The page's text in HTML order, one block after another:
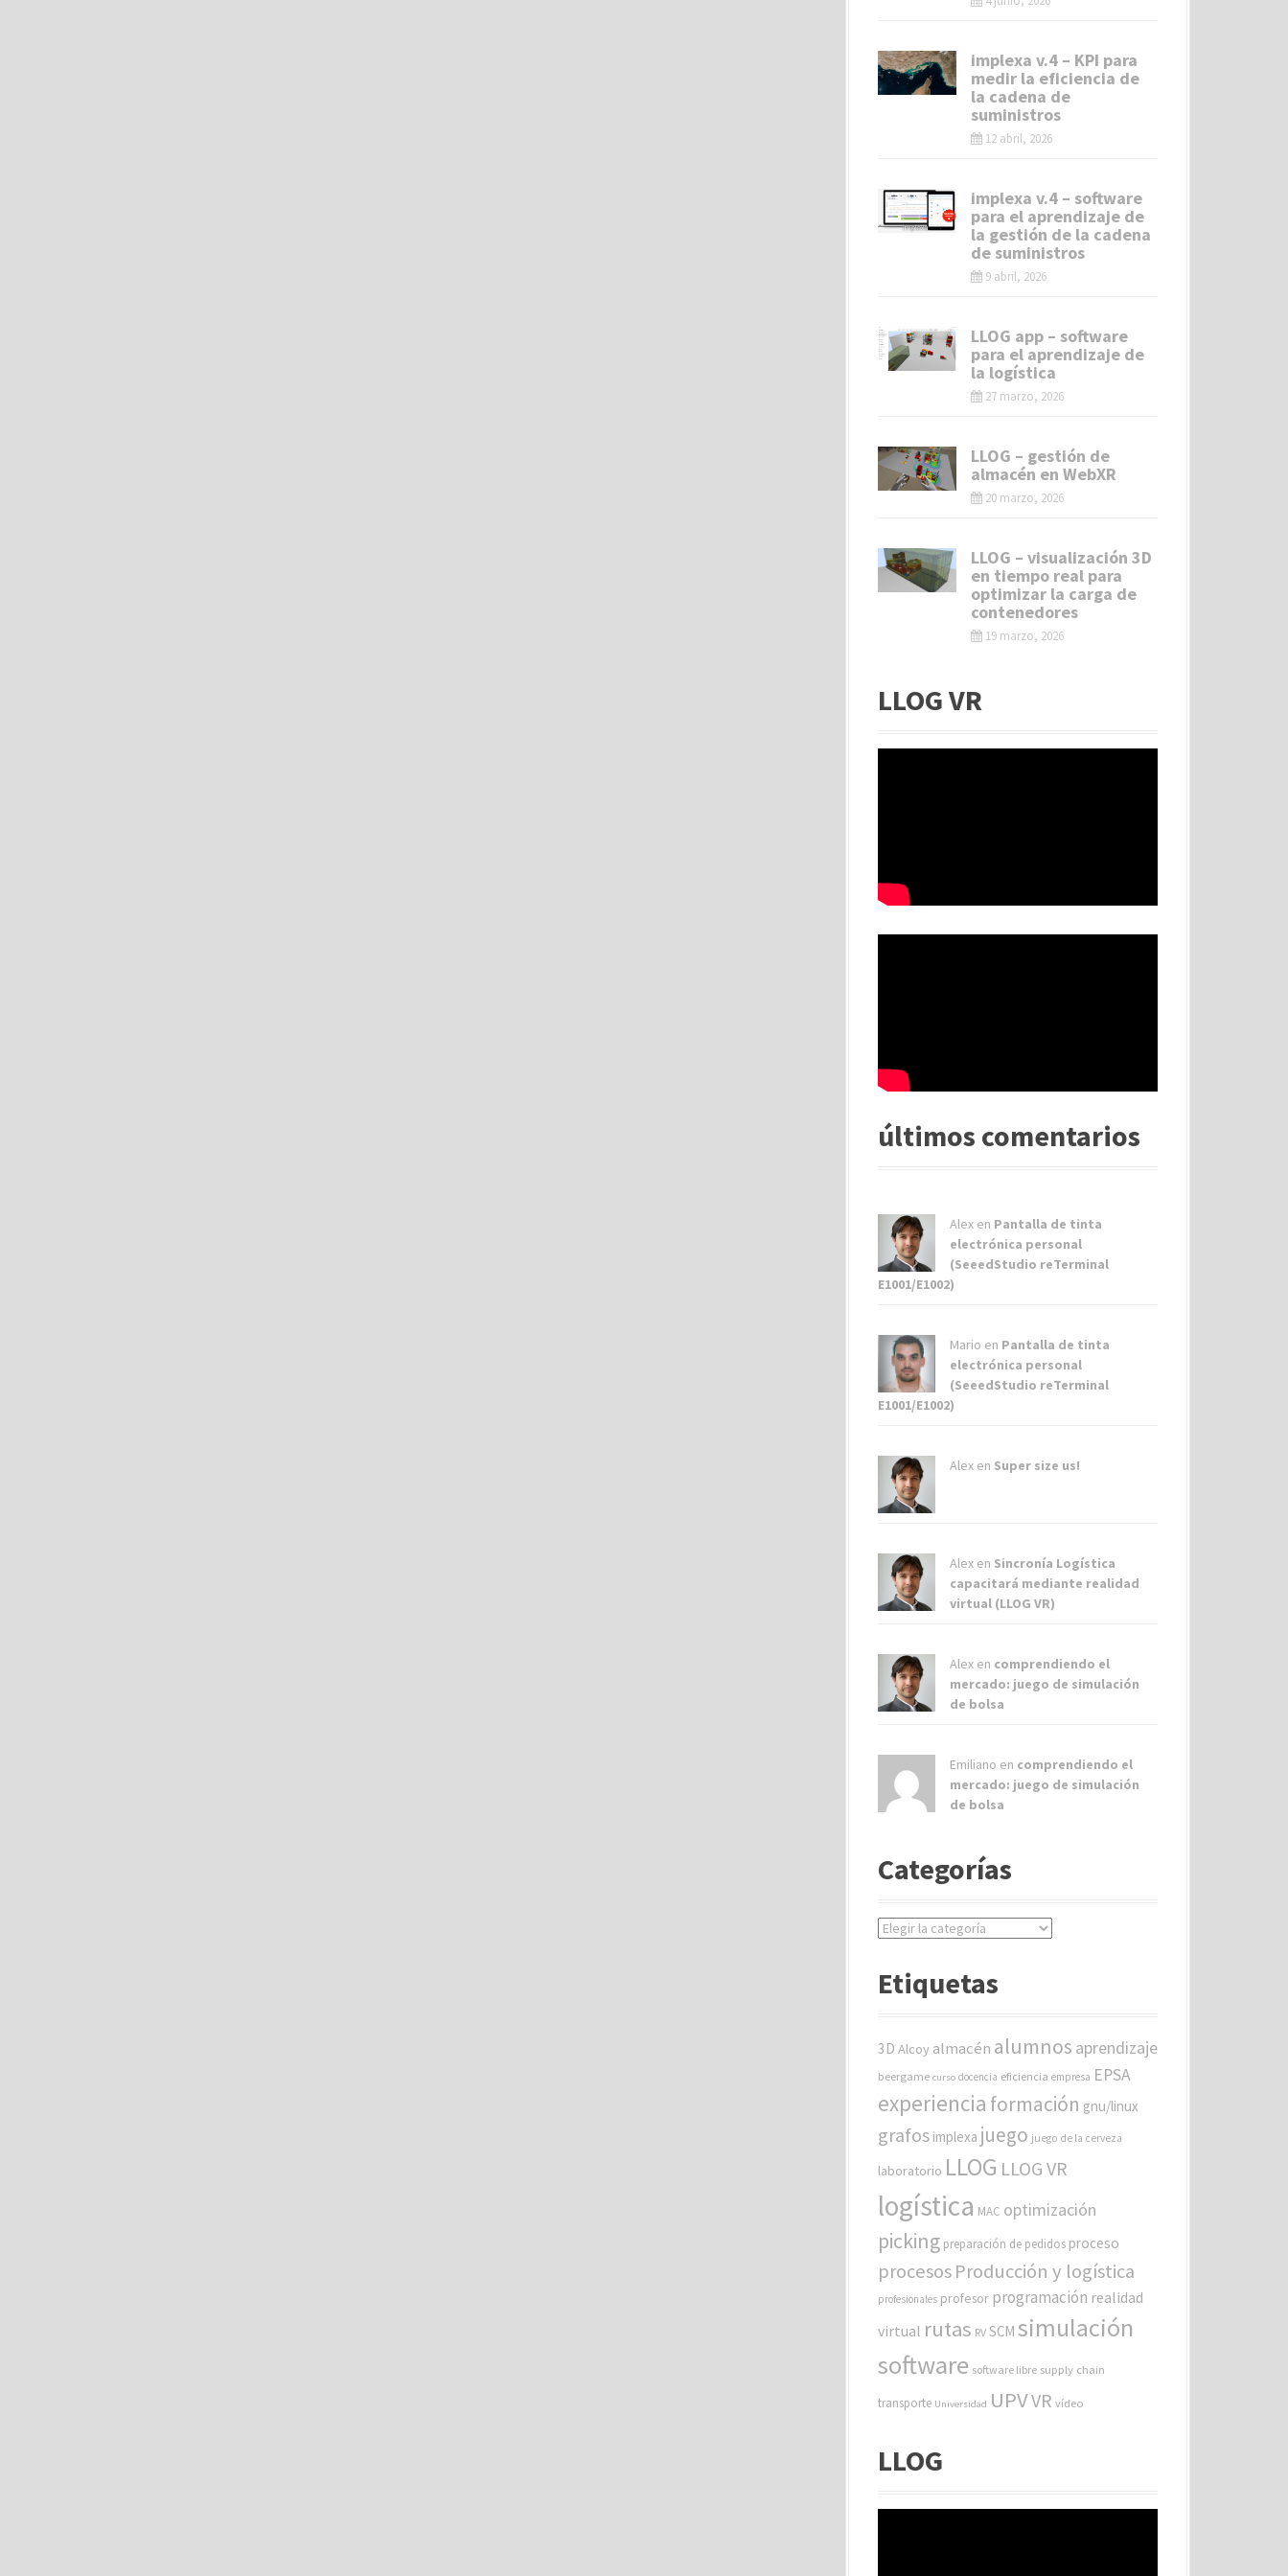
implexa v.4 – KPI para
medir la eficiencia de
la cadena de
suministros
12 abril, 2026
implexa v.4 – software
para el aprendizaje de
la gestión de la cadena
de suministros
9 abril, 2026
LLOG app – software
para el aprendizaje de
la logística
27 marzo, 2026
LLOG – gestión de
almacén en WebXR
20 marzo, 2026
LLOG – visualización 3D
en tiempo real para
optimizar la carga de
contenedores
19 marzo, 2026
LLOG VR
últimos comentarios
Alex en Pantalla de tinta
electrónica personal
(SeeedStudio reTerminal
E1001/E1002)
Mario en Pantalla de tinta
electrónica personal
(SeeedStudio reTerminal
E1001/E1002)
Alex en Super size us!
Alex en Sincronía Logística
capacitará mediante realidad
virtual (LLOG VR)
Alex en comprendiendo el
mercado: juego de simulación
de bolsa
Emiliano en comprendiendo el
mercado: juego de simulación
de bolsa
Categorías
C
e
r
s
Etiquetas
3D Alcoy almacén alumnos aprendizaje
beergame curso docencia eficiencia empresa EPSA
experiencia formación gnu/linux
grafos implexa juego juego de la cerveza
laboratorio LLOG LLOG VR
logística MAC optimización
picking preparación de pedidos proceso
procesosProducción y logística
profesionales profesor programación realidad
virtual rutas RV SCM simulación
software software libre supply chain
transporte Universidad UPVVR vídeo
LLOG